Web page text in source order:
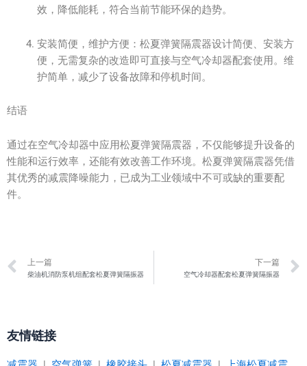
效，降低能耗，符合当前节能环保的趋势。
安装简便，维护方便：松夏弹簧隔震器设计简便、安装方
便，无需复杂的改造即可直接与空气冷却器配套使用。维
护简单，减少了设备故障和停机时间。
结语
通过在空气冷却器中应用松夏弹簧隔震器，不仅能够提升设备的
性能和运行效率，还能有效改善工作环境。松夏弹簧隔震器凭借
其优秀的减震降噪能力，已成为工业领域中不可或缺的重要配
件。
Prev
上一篇
柴油机消防泵机组配套松夏弹簧隔振器
下一篇
空气冷却器配套松夏弹簧隔振器
友情链接